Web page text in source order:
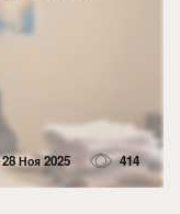
28 Ноя 2025 414